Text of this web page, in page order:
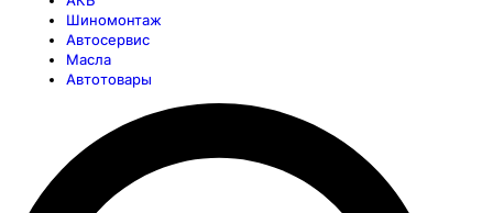
Шиномонтаж
Автосервис
Масла
Автотовары